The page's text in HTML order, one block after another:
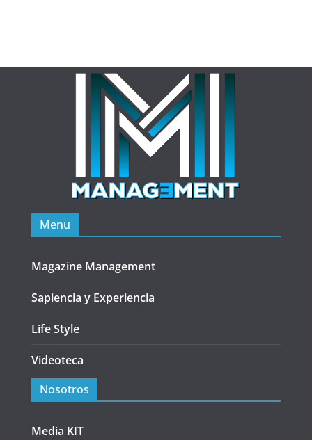
Menu
Magazine Management
Sapiencia y Experiencia
Life Style
Videoteca
Nosotros
Media KIT